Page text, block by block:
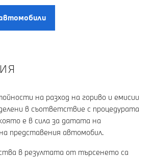
на разход на гориво и емисии
в съответствие с процедурата
е в сила за датата на
представения автомобил.
в резултата от търсенето са